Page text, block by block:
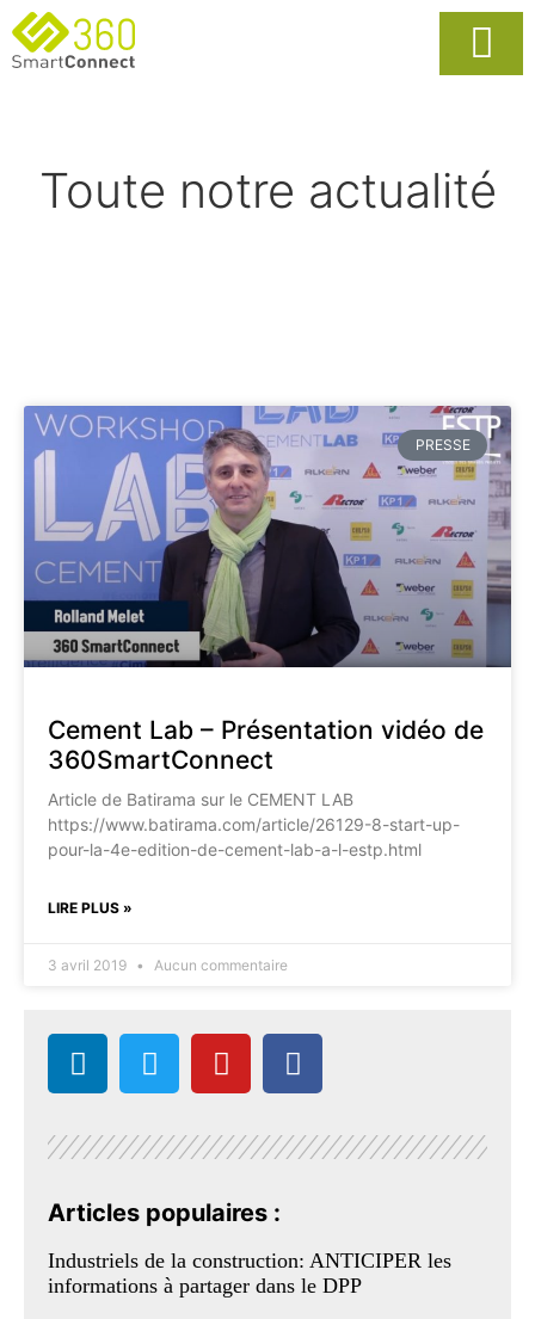
Toute notre actualité
PRESSE
Cement Lab – Présentation vidéo de
360SmartConnect
Article de Batirama sur le CEMENT LAB
https://www.batirama.com/article/26129-8-start-up-
pour-la-4e-edition-de-cement-lab-a-l-estp.html
LIRE PLUS »
3 avril 2019 Aucun commentaire
Articles populaires :
Industriels de la construction: ANTICIPER les
informations à partager dans le DPP